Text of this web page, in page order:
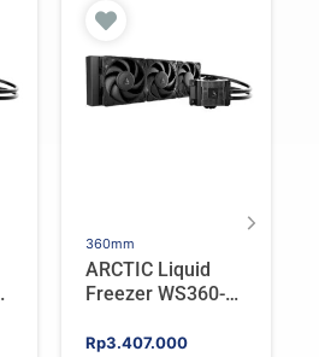
360mm
ARCTIC Liquid
Freezer WS360-
AIO CPU Water
Rp3.407.000